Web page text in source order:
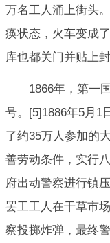
万名工人涌上街头
痪状态，火车变成
库也都关门并贴上封
1866年，第一
号。[5]1886年5月1
了约35万人参加的
善劳动条件，实行
府出动警察进行镇
罢工工人在干草市
察投掷炸弹，最终